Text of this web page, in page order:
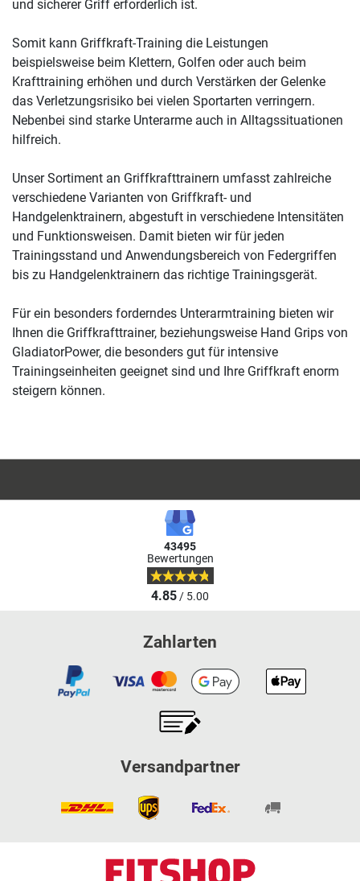
und sicherer Griff erforderlich ist.
Somit kann Griffkraft-Training die Leistungen
beispielsweise beim Klettern, Golfen oder auch beim
Krafttraining erhöhen und durch Verstärken der Gelenke
das Verletzungsrisiko bei vielen Sportarten verringern.
Nebenbei sind starke Unterarme auch in Alltagssituationen
hilfreich.
Unser Sortiment an Griffkrafttrainern umfasst zahlreiche
verschiedene Varianten von Griffkraft- und
Handgelenktrainern, abgestuft in verschiedene Intensitäten
und Funktionsweisen. Damit bieten wir für jeden
Trainingsstand und Anwendungsbereich von Federgriffen
bis zu Handgelenktrainern das richtige Trainingsgerät.
Für ein besonders forderndes Unterarmtraining bieten wir
Ihnen die Griffkrafttrainer, beziehungsweise Hand Grips von
GladiatorPower, die besonders gut für intensive
Trainingseinheiten geeignet sind und Ihre Griffkraft enorm
steigern können.
43495
Bewertungen
4.85/ 5.00
Zahlarten
Versandpartner